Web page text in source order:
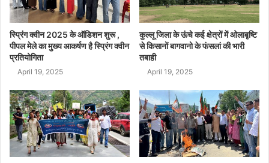
स्प्रिंग क्वीन 2025 के ऑडिशन शुरू ,
पीपल मेले का मुख्य आकर्षण है स्प्रिंग क्वीन
प्रतियोगिता
April 19, 2025
कुल्लू जिला के ऊंचे कई क्षेत्रों में ओलाबृष्टि
से किसानों बागवानो के फंसलां की भारी
तबाही
April 19, 2025